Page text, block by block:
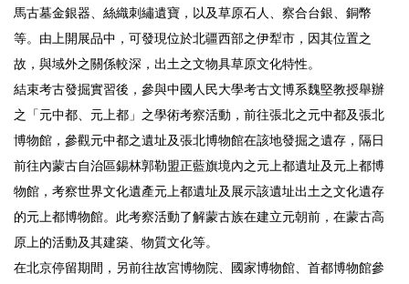
馬古墓金銀器、絲織刺繡遺寶，以及草原石人、察合台銀、銅幣
等。由上開展品中，可發現位於北疆西部之伊犁市，因其位置之
故，與域外之關係較深，出土之文物具草原文化特性。
結束考古發掘實習後，參與中國人民大學考古文博系魏堅教授舉辦
之「元中都、元上都」之學術考察活動，前往張北之元中都及張北
博物館，參觀元中都之遺址及張北博物館在該地發掘之遺存，隔日
前往內蒙古自治區錫林郭勒盟正藍旗境內之元上都遺址及元上都博
物館，考察世界文化遺產元上都遺址及展示該遺址出土之文化遺存
的元上都博物館。此考察活動了解蒙古族在建立元朝前，在蒙古高
原上的活動及其建築、物質文化等。
在北京停留期間，另前往故宮博物院、國家博物館、首都博物館參